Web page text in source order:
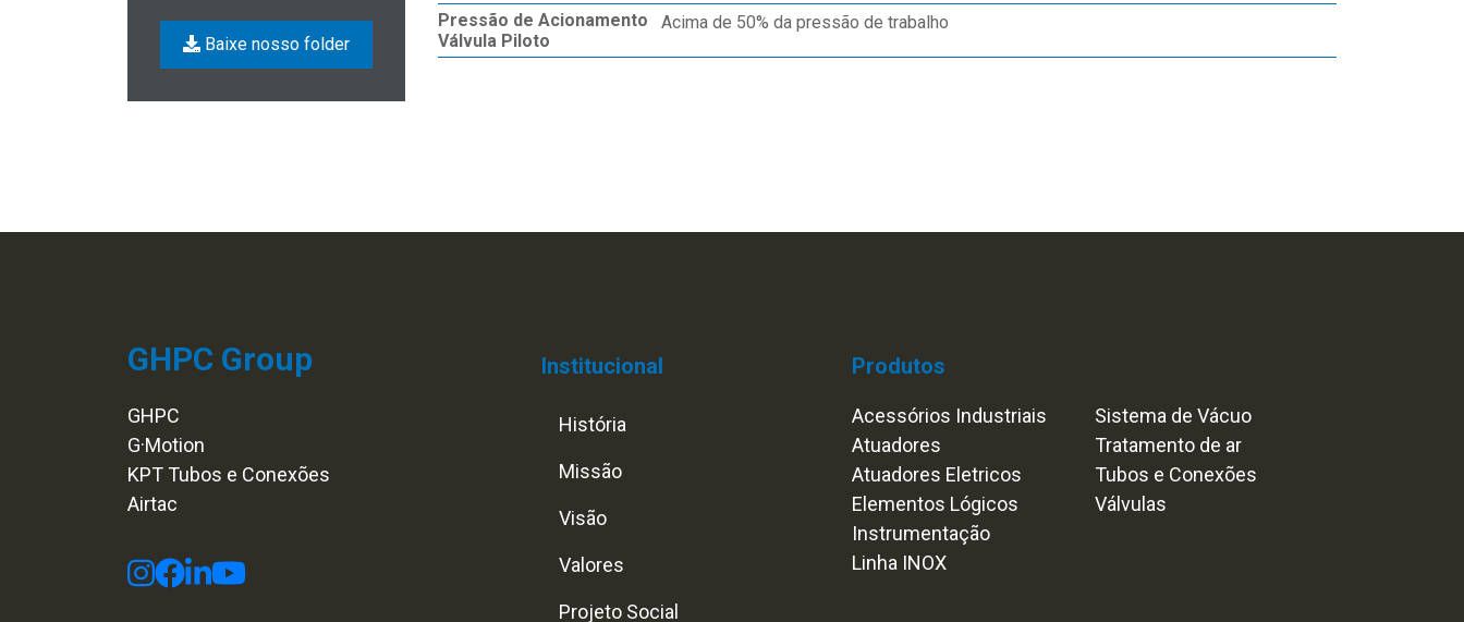
Baixe nosso folder
Pressão de Acionamento
Válvula Piloto
Acima de 50% da pressão de trabalho
GHPC Group
GHPC
G·Motion
KPT Tubos e Conexões
Airtac
Institucional
História
Missão
Visão
Valores
Projeto Social
Produtos
Acessórios Industriais
Atuadores
Atuadores Eletricos
Elementos Lógicos
Instrumentação
Linha INOX
Sistema de Vácuo
Tratamento de ar
Tubos e Conexões
Válvulas